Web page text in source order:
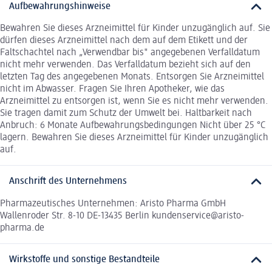
Aufbewahrungshinweise
Bewahren Sie dieses Arzneimittel für Kinder unzugänglich auf. Sie
dürfen dieses Arzneimittel nach dem auf dem Etikett und der
Faltschachtel nach „Verwendbar bis" angegebenen Verfalldatum
nicht mehr verwenden. Das Verfalldatum bezieht sich auf den
letzten Tag des angegebenen Monats. Entsorgen Sie Arzneimittel
nicht im Abwasser. Fragen Sie Ihren Apotheker, wie das
Arzneimittel zu entsorgen ist, wenn Sie es nicht mehr verwenden.
Sie tragen damit zum Schutz der Umwelt bei. Haltbarkeit nach
Anbruch: 6 Monate Aufbewahrungsbedingungen Nicht über 25 °C
lagern. Bewahren Sie dieses Arzneimittel für Kinder unzugänglich
auf.
Anschrift des Unternehmens
Pharmazeutisches Unternehmen: Aristo Pharma GmbH
Wallenroder Str. 8-10 DE-13435 Berlin kundenservice@aristo-
pharma.de
Wirkstoffe und sonstige Bestandteile